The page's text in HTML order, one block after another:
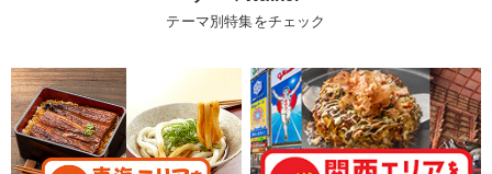
テーマ別特集をチェック